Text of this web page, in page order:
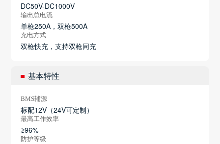
DC50V-DC1000V
输出总电流
单枪250A，双枪500A
充电方式
双枪快充，支持双枪同充
基本特性
BMS辅源
标配12V（24V可定制）
最高工作效率
≥96%
防护等级